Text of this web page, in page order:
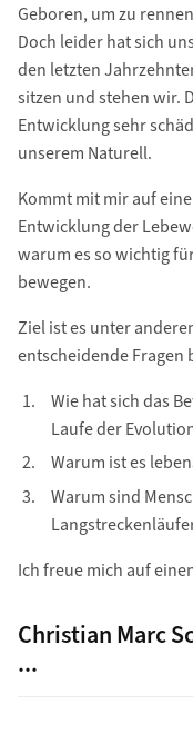
Geboren, um zu
Doch leider hat sich
den letzten
sitzen und stehen wir.
Entwicklung sehr
unserem Naturell.
Kommt mit mir auf
Entwicklung der
warum es so wichtig
bewegen.
Ziel ist es unter
entscheidende
Wie hat sich das
Laufe der
Warum ist es
Warum sind
Ich freue mich auf
Christian Marc
...